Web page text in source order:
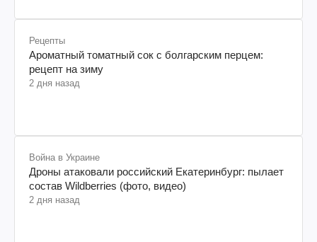
Рецепты
Ароматный томатный сок с болгарским перцем:
рецепт на зиму
2 дня назад
Война в Украине
Дроны атаковали российский Екатеринбург: пылает
состав Wildberries (фото, видео)
2 дня назад